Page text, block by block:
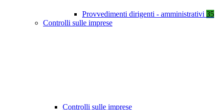
Provvedimenti dirigenti - amministrativi 35
Controlli sulle imprese
Controlli sulle imprese